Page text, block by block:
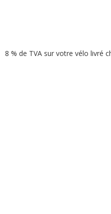
8 % de TVA sur votre vélo livré